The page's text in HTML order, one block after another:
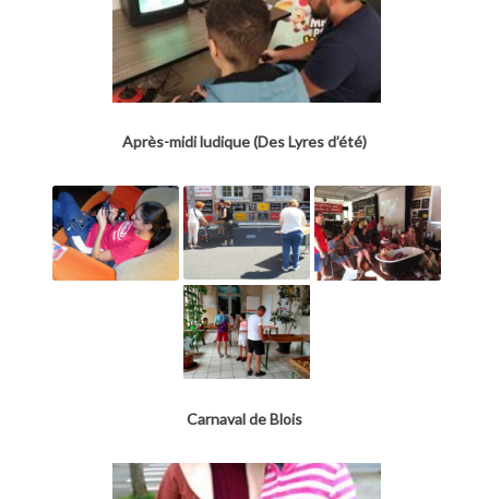
Après-midi ludique (Des Lyres d’été)
Carnaval de Blois